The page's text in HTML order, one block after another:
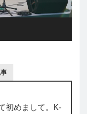
初めまして。K-